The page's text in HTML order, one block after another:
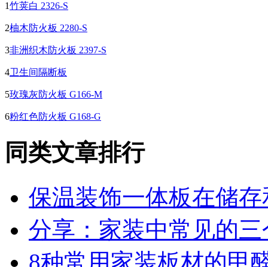
1竹荚白 2326-S
2柚木防火板 2280-S
3非洲织木防火板 2397-S
4卫生间隔断板
5玫瑰灰防火板 G166-M
6粉红色防火板 G168-G
同类文章排行
保温装饰一体板在储
分享：家装中常见的三
8种常用家装板材的甲